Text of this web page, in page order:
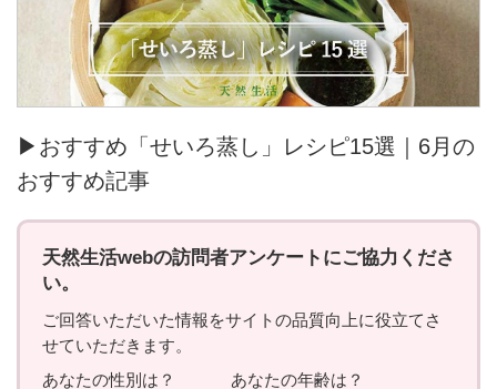
▶おすすめ「せいろ蒸し」レシピ15選｜6月の
おすすめ記事